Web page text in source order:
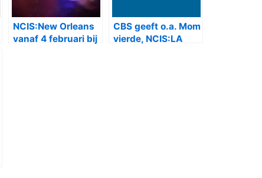
NCIS:New Orleans
vanaf 4 februari bij
CBS geeft o.a. Mom
vierde, NCIS:LA